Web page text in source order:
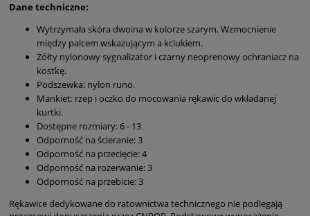
Dane techniczne:
Wytrzymała skóra dwoina w kolorze szarym. Wzmocnienie
między palcem wskazującym a kciukiem.
Żółty nylonowy sygnalizator i czarny neoprenowy ochraniacz na
kostkę.
Podszewka: nylon runo.
Mankiet: rzep i oczko do mocowania rękawic do wkładanej
kurtki.
Dostępne rozmiary: 6 - 13
Odporność na ścieranie: 3
Odporność na przecięcie: 4
Odporność na rozerwanie: 3
Odporność na przebicie: 3
Rękawice dedykowane do ratownictwa technicznego nie podlegają